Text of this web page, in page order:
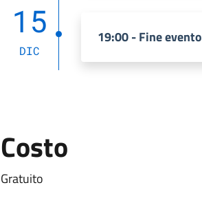
15
DIC
19:00 - Fine evento
Costo
Gratuito